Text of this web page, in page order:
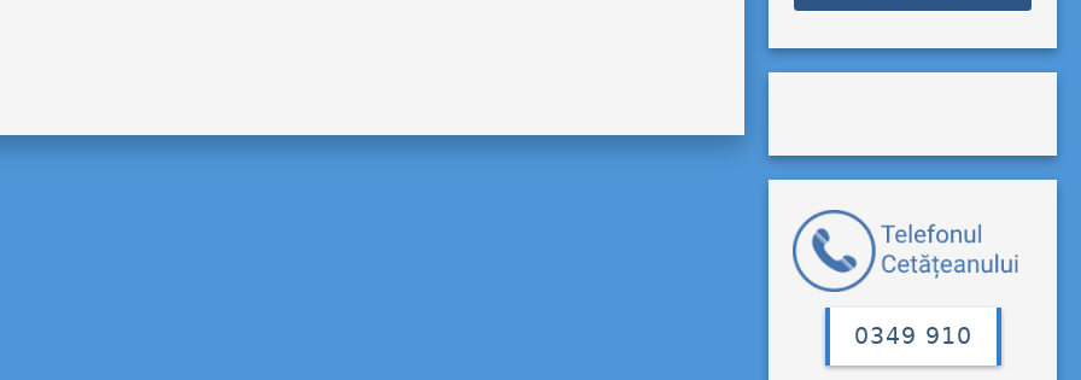
0349 910